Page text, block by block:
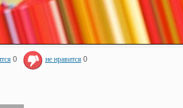
0 не нравится 0